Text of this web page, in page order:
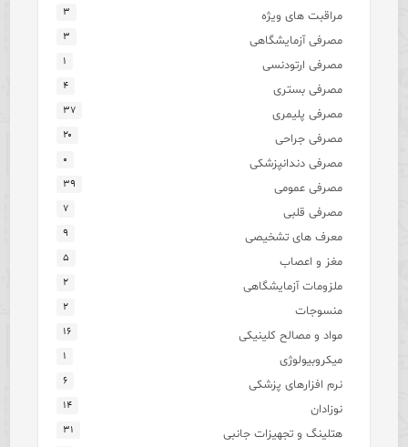
مراقبت های ویژه ۳
مصرفی آزمایشگاهی ۳
مصرفی ارتودنسی ۱
مصرفی بستری ۴
مصرفی پلیمری ۳۷
مصرفی جراحی ۲۰
مصرفی دندانپزشکی ۰
مصرفی عمومی ۳۹
مصرفی قلبی ۷
معرف های تشخیصی ۹
مغز و اعصاب ۵
ملزومات آزمایشگاهی ۲
منسوجات ۲
مواد و مصالح کلینیکی ۱۶
میکروبیولوژی ۱
نرم افزارهای پزشکی ۶
نوزادان ۱۴
هتلینگ و تجهیزات جانبی ۳۱